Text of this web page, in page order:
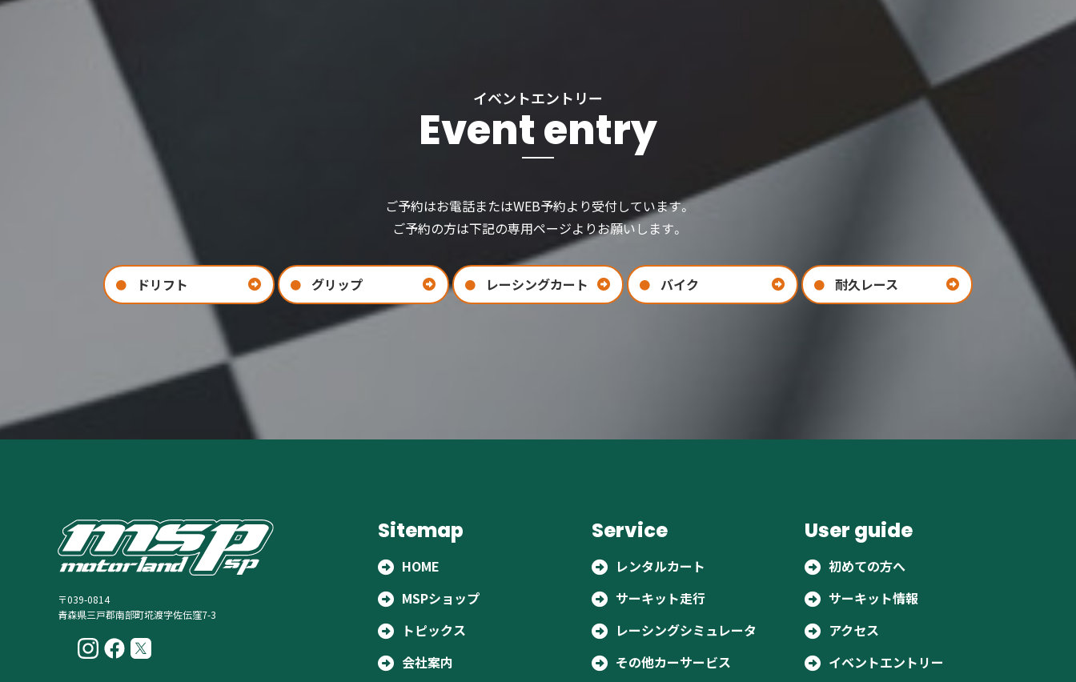
イベントエントリー
Event entry
ご予約はお電話またはWEB予約より受付しています。
ご予約の方は下記の専用ページよりお願いします。
ドリフト グリップ レーシングカート バイク 耐久レース
お問い合わせ
CONTACT COMPANY
〒039-0814
青森県三戸郡南部町埖渡字佐伝窪7-3
Sitemap
HOME
MSPショップ
トピックス
会社案内
Service
レンタルカート
サーキット走行
レーシングシミュレータ
その他カーサービス
User guide
初めての方へ
サーキット情報
アクセス
イベントエントリー